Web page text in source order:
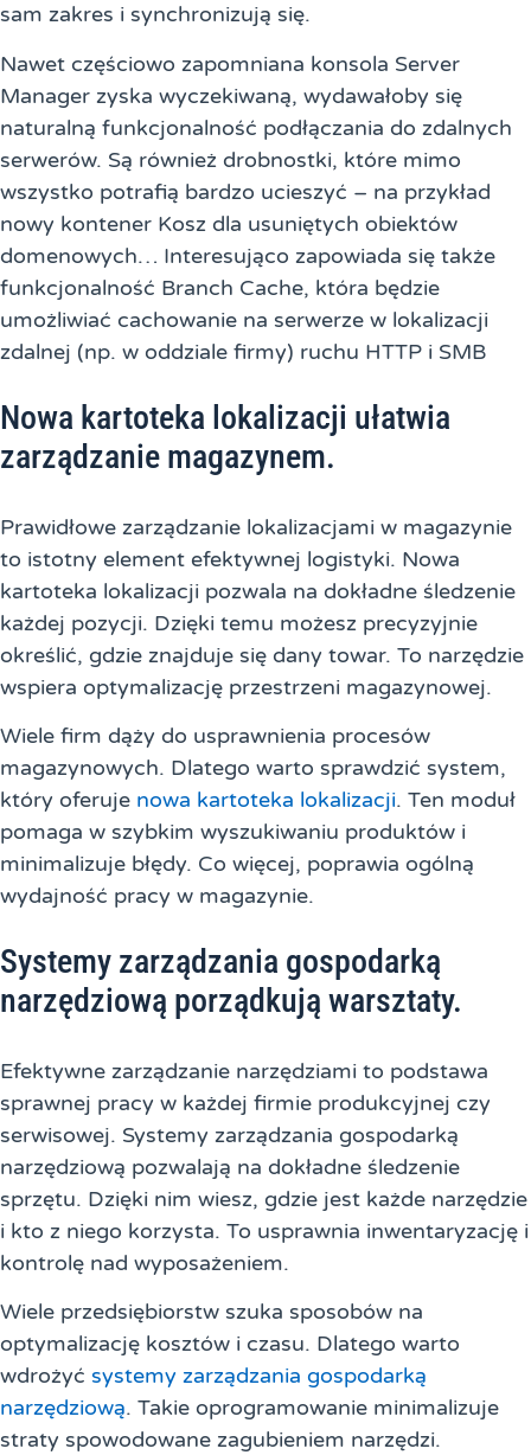
sam zakres i synchronizują się.
Nawet częściowo zapomniana konsola Server
Manager zyska wyczekiwaną, wydawałoby się
naturalną funkcjonalność podłączania do zdalnych
serwerów. Są również drobnostki, które mimo
wszystko potrafią bardzo ucieszyć – na przykład
nowy kontener Kosz dla usuniętych obiektów
domenowych… Interesująco zapowiada się także
funkcjonalność Branch Cache, która będzie
umożliwiać cachowanie na serwerze w lokalizacji
zdalnej (np. w oddziale firmy) ruchu HTTP i SMB
Nowa kartoteka lokalizacji ułatwia
zarządzanie magazynem.
Prawidłowe zarządzanie lokalizacjami w magazynie
to istotny element efektywnej logistyki. Nowa
kartoteka lokalizacji pozwala na dokładne śledzenie
każdej pozycji. Dzięki temu możesz precyzyjnie
określić, gdzie znajduje się dany towar. To narzędzie
wspiera optymalizację przestrzeni magazynowej.
Wiele firm dąży do usprawnienia procesów
magazynowych. Dlatego warto sprawdzić system,
który oferuje nowa kartoteka lokalizacji. Ten moduł
pomaga w szybkim wyszukiwaniu produktów i
minimalizuje błędy. Co więcej, poprawia ogólną
wydajność pracy w magazynie.
Systemy zarządzania gospodarką
narzędziową porządkują warsztaty.
Efektywne zarządzanie narzędziami to podstawa
sprawnej pracy w każdej firmie produkcyjnej czy
serwisowej. Systemy zarządzania gospodarką
narzędziową pozwalają na dokładne śledzenie
sprzętu. Dzięki nim wiesz, gdzie jest każde narzędzie
i kto z niego korzysta. To usprawnia inwentaryzację i
kontrolę nad wyposażeniem.
Wiele przedsiębiorstw szuka sposobów na
optymalizację kosztów i czasu. Dlatego warto
wdrożyć systemy zarządzania gospodarką
narzędziową. Takie oprogramowanie minimalizuje
straty spowodowane zagubieniem narzędzi.